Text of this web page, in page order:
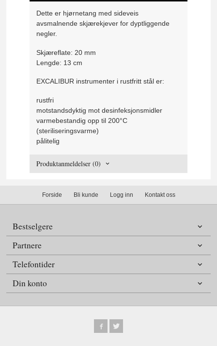
Dette er hjørnetang med sideveis
avsmalnende skjærekjever for dyptliggende
negler.
Skjæreflate: 20 mm
Lengde: 13 cm
EXCALIBUR instrumenter i rustfritt stål er:
rustfri
motstandsdyktig mot desinfeksjonsmidler
varmebestandig opp til 200°C
(steriliseringsvarme)
pålitelig
Produktanmeldelser (0)
Forside Bli kunde Logg inn Kontakt oss
Bestselgere
Partnere
Telefontider
Din konto